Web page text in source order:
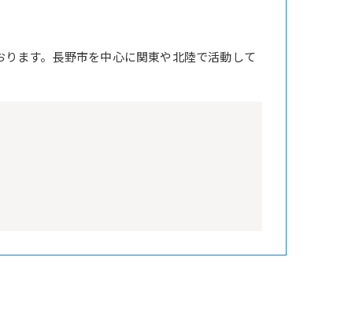
ます。長野市を中心に関東や北陸で活動して